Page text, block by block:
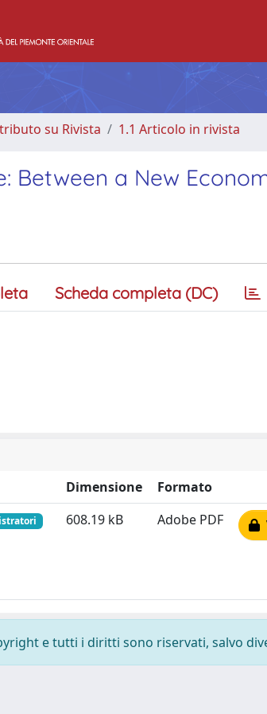
su Rivista 1.1 Articolo in rivista
Between a New
Scheda completa (DC)
Dimensione
Formato
608.19 kB Adobe PDF
e tutti i diritti sono riservati, salvo